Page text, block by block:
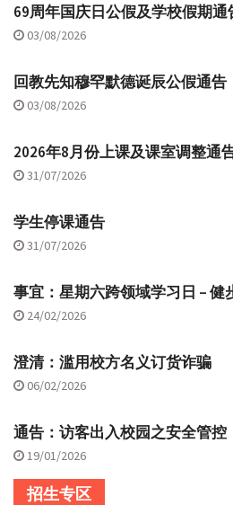
69周年国庆日公假及学校假期通
03/08/2026
回教先知穆罕默德诞辰公假通告
03/08/2026
2026年8月份上课及课室调整通
31/07/2026
学生停课通告
31/07/2026
事宜：星期六跨领域学习日 – 健
24/02/2026
澄清：滥用校方名义订货诈骗
06/02/2026
通告：访客出入校园之安全管控
19/01/2026
招生专区